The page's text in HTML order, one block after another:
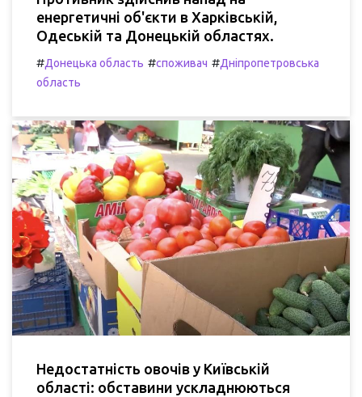
енергетичні об'єкти в Харківській,
Одеській та Донецькій областях.
#Донецька область #споживач #Дніпропетровська
область
Недостатність овочів у Київській
області: обставини ускладнюються